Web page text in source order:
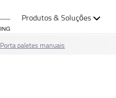
Produtos & Soluções
Porta paletes manuais